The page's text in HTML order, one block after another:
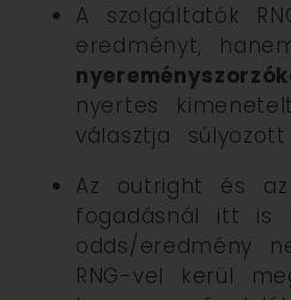
A szolgáltatók
eredményt,
nyertes
választja
Az outright és az
fogadásnál itt is
odds/eredmény
RNG-vel kerül